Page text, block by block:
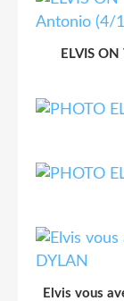
ELVIS
Elvis vous